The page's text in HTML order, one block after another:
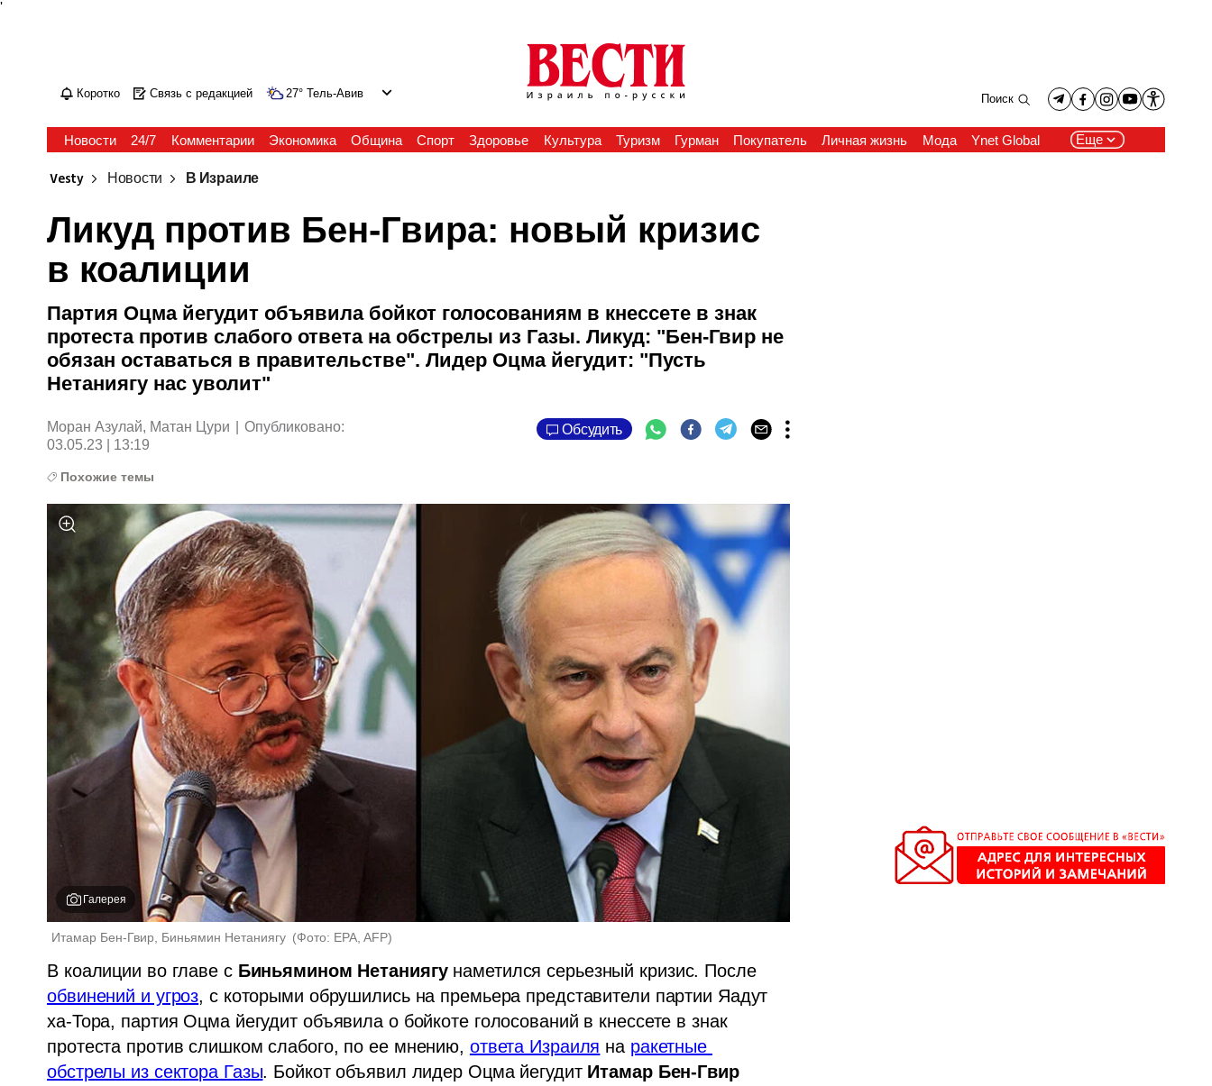
'
Коротко Связь с редакцией 27° Тель-Авив Поиск
Новости 24/7 Комментарии Экономика Община Спорт Здоровье Культура Туризм Гурман Покупатель Личная жизнь Мода Ynet Global Еще
Vesty Новости В Израиле
Ликуд против Бен-Гвира: новый кризис
в коалиции
Партия Оцма йегудит объявила бойкот голосованиям в кнессете в знак
протеста против слабого ответа на обстрелы из Газы. Ликуд: "Бен-Гвир не
обязан оставаться в правительстве". Лидер Оцма йегудит: "Пусть
Нетаниягу нас уволит"
Моран Азулай, Матан Цури
Опубликовано:
03.05.23 | 13:19
Обсудить
Похожие темы
Галерея
Итамар Бен-Гвир, Биньямин Нетаниягу (Фото: EPA, AFP)
В коалиции во главе с Биньямином Нетаниягу
наметился серьезный кризис. После
обвинений и угроз, с которыми обрушились на премьера представители партии Яадут
ха-Тора, партия Оцма йегудит объявила о бойкоте голосований в кнессете в знак
протеста против слишком слабого, по ее мнению, ответа Израиля на ракетные
обстрелы из сектора Газы. Бойкот объявил лидер Оцма йегудит Итамар Бен-Гвир